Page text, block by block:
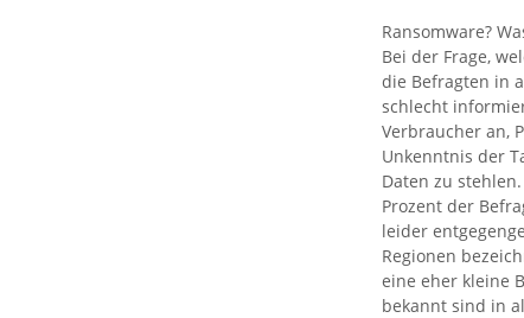
Ransomware?
Bei der Frage,
die Befragten in
schlecht
Verbraucher an,
Unkenntnis der
Daten zu
Prozent der
leider
Regionen
eine eher kleine
bekannt sind in